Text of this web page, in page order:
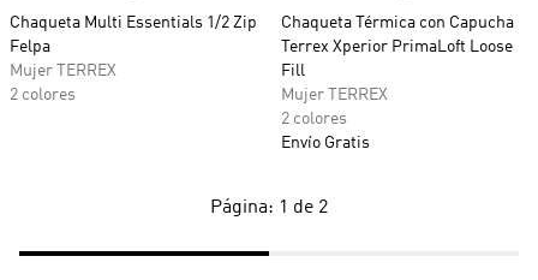
Chaqueta Multi Essentials 1/2 Zip
Felpa
Mujer TERREX
2 colores
Chaqueta Térmica con Capucha
Terrex Xperior PrimaLoft Loose
Fill
Mujer TERREX
2 colores
Envío Gratis
Página: 1 de 2